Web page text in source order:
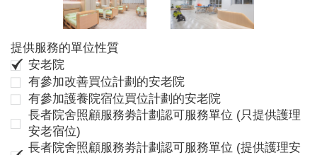
提供服務的單位性質
安老院
有參加改善買位計劃的安老院
有參加護養院宿位買位計劃的安老院
長者院舍照顧服務劵計劃認可服務單位 (只提供護理
安老宿位)
長者院舍照顧服務劵計劃認可服務單位 (提供護理安